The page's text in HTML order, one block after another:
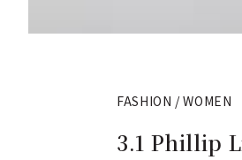
FASHION / WOMEN
3.1 Phillip